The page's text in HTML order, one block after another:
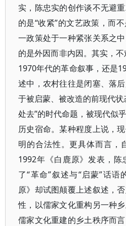
实，陈忠实的创作谈不无避
的是“收紧”的文艺政策，而
一政策处于一种紧张关系之
的是外因而非内因。其实，
1970年代的革命叙事，还是
述中，农村往往是闭塞、落
于被启蒙、被改造的前现代
处去”的时代命题，被现代似
历史宿命。某种程度上说，
明的合法性。更具体而言，
1992年《白鹿原》发表，
了“革命”叙述与“启蒙”话
原》却试图颠覆上述叙述，
性，以儒家文化重构另一种
儒家文化重建的乡土秩序而